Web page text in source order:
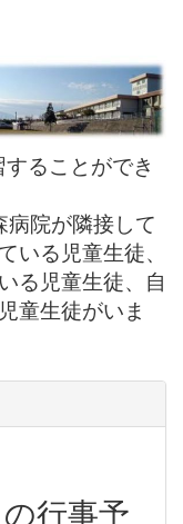
ることができ
院が隣接して
いる児童生徒、
る児童生徒、自
童生徒がいま
行事予